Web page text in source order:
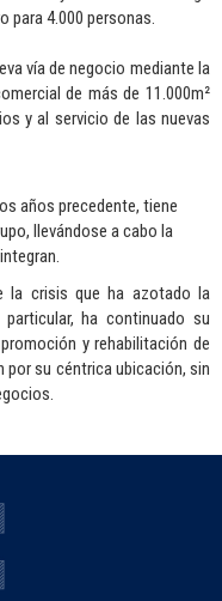
para 4.000 personas.
vía de negocio mediante la
de más de 11.000m²
y al servicio de las nuevas
años precedente, tiene
llevándose a cabo la
la crisis que ha azotado la
ha continuado su
y rehabilitación de
por su céntrica ubicación, sin